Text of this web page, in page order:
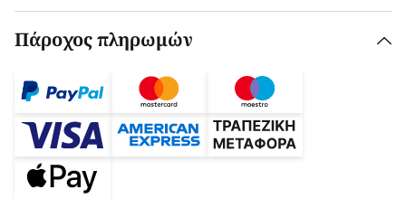
Πάροχος πληρωμών